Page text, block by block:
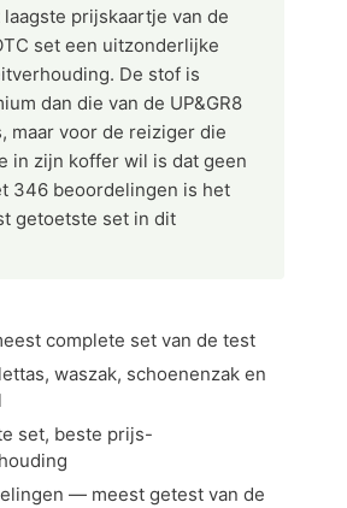
prijskaartje van de
set een uitzonderlijke
De stof is
dan die van de UP&GR8
maar voor de reiziger die
in zijn koffer wil is dat geen
346 beoordelingen is het
getoetste set in dit
complete set van de test
waszak, schoenenzak en
set, beste prijs-
— meest getest van de